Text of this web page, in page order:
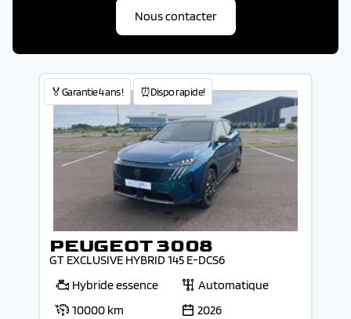
Nous contacter
🏅Garantie 4 ans ! ⏰Dispo rapide!
PEUGEOT 3008
GT EXCLUSIVE HYBRID 145 E-DCS6
Hybride essence
Automatique
10000 km
2026